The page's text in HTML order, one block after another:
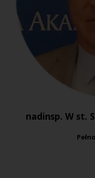
nadinsp. W st.